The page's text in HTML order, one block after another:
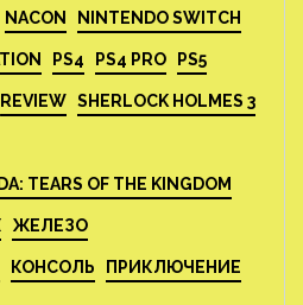
NACON NINTENDO SWITCH
PS4 PS4 PRO PS5
REVIEW SHERLOCK HOLMES 3
TEARS OF THE KINGDOM
ЖЕЛЕЗО
КОНСОЛЬ ПРИКЛЮЧЕНИЕ